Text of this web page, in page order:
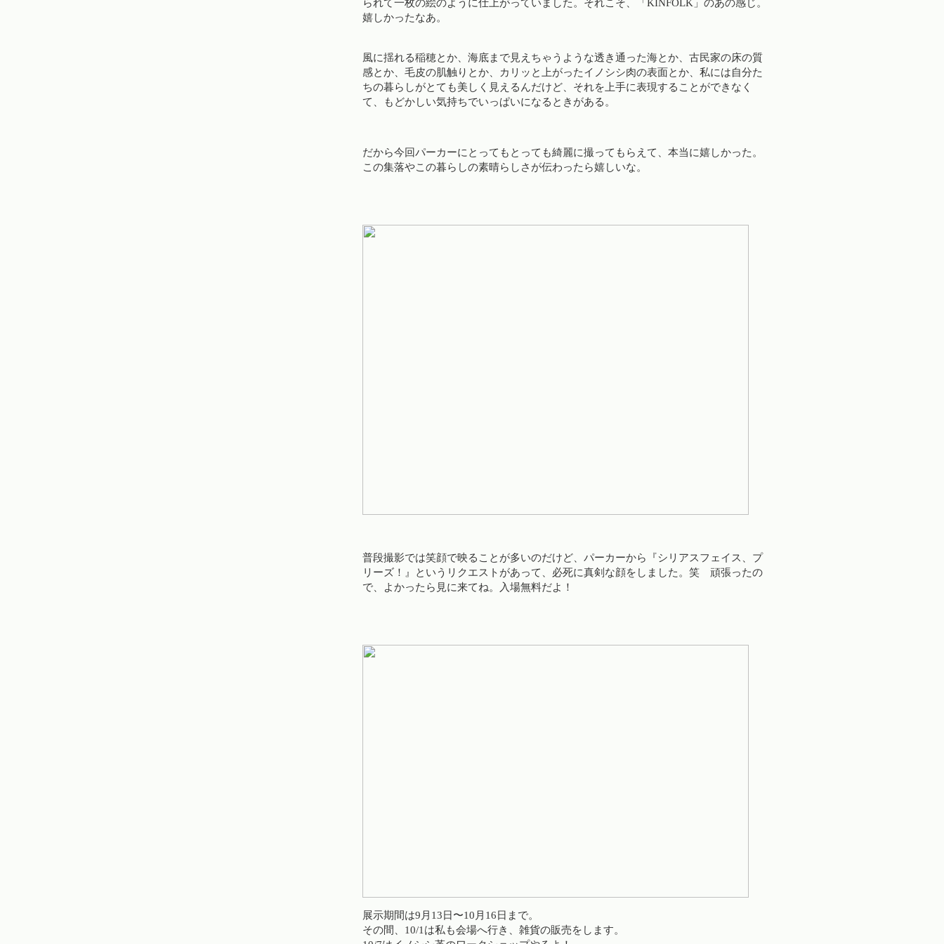
られて一枚の絵のように仕上がっていました。それこそ、「KINFOLK」のあの感じ。
嬉しかったなあ。
風に揺れる稲穂とか、海底まで見えちゃうような透き通った海とか、古民家の床の質
感とか、毛皮の肌触りとか、カリッと上がったイノシシ肉の表面とか、私には自分た
ちの暮らしがとても美しく見えるんだけど、それを上手に表現することができなく
て、もどかしい気持ちでいっぱいになるときがある。
だから今回パーカーにとってもとっても綺麗に撮ってもらえて、本当に嬉しかった。
この集落やこの暮らしの素晴らしさが伝わったら嬉しいな。
普段撮影では笑顔で映ることが多いのだけど、パーカーから『シリアスフェイス、プ
リーズ！』というリクエストがあって、必死に真剣な顔をしました。笑 頑張ったの
で、よかったら見に来てね。入場無料だよ！
展示期間は9月13日〜10月16日まで。
その間、10/1は私も会場へ行き、雑貨の販売をします。